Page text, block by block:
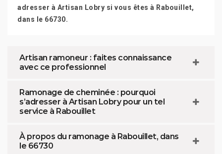
adresser à Artisan Lobry si vous êtes à Rabouillet,
dans le 66730.
Artisan ramoneur : faites connaissance
avec ce professionnel
Ramonage de cheminée : pourquoi
s’adresser à Artisan Lobry pour un tel
service à Rabouillet
À propos du ramonage à Rabouillet, dans
le 66730